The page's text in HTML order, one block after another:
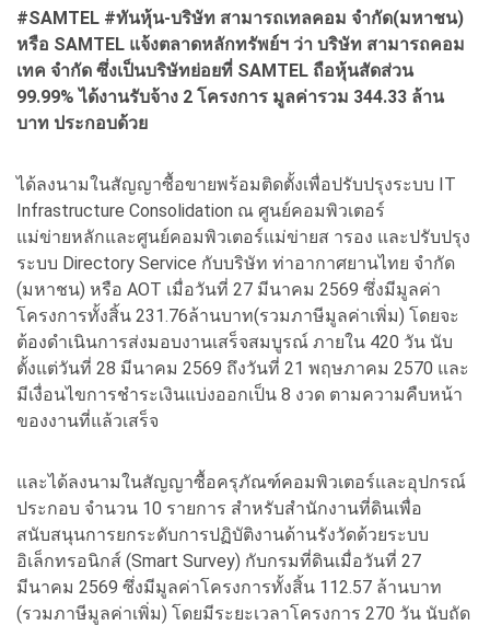
#SAMTEL #ทันหุ้น-บริษัท สามารถเทลคอม จำกัด(มหาชน)
หรือ SAMTEL แจ้งตลาดหลักทรัพย์ฯ ว่า บริษัท สามารถคอม
เทค จำกัด ซึ่งเป็นบริษัทย่อยที่ SAMTEL ถือหุ้นสัดส่วน
99.99% ได้งานรับจ้าง 2 โครงการ มูลค่ารวม 344.33 ล้าน
บาท ประกอบด้วย
ได้ลงนามในสัญญาซื้อขายพร้อมติดตั้งเพื่อปรับปรุงระบบ IT
Infrastructure Consolidation ณ ศูนย์คอมพิวเตอร์
แม่ข่ายหลักและศูนย์คอมพิวเตอร์แม่ข่ายส ารอง และปรับปรุง
ระบบ Directory Service กับบริษัท ท่าอากาศยานไทย จำกัด
(มหาชน) หรือ AOT เมื่อวันที่ 27 มีนาคม 2569 ซึ่งมีมูลค่า
โครงการทั้งสิ้น 231.76ล้านบาท(รวมภาษีมูลค่าเพิ่ม) โดยจะ
ต้องดำเนินการส่งมอบงานเสร็จสมบูรณ์ ภายใน 420 วัน นับ
ตั้งแต่วันที่ 28 มีนาคม 2569 ถึงวันที่ 21 พฤษภาคม 2570 และ
มีเงื่อนไขการชำระเงินแบ่งออกเป็น 8 งวด ตามความคืบหน้า
ของงานที่แล้วเสร็จ
และได้ลงนามในสัญญาซื้อครุภัณฑ์คอมพิวเตอร์และอุปกรณ์
ประกอบ จำนวน 10 รายการ สำหรับสำนักงานที่ดินเพื่อ
สนับสนุนการยกระดับการปฏิบัติงานด้านรังวัดด้วยระบบ
อิเล็กทรอนิกส์ (Smart Survey) กับกรมที่ดินเมื่อวันที่ 27
มีนาคม 2569 ซึ่งมีมูลค่าโครงการทั้งสิ้น 112.57 ล้านบาท
(รวมภาษีมูลค่าเพิ่ม) โดยมีระยะเวลาโครงการ 270 วัน นับถัด